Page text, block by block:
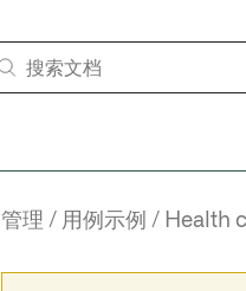
管理 用例示例 Health